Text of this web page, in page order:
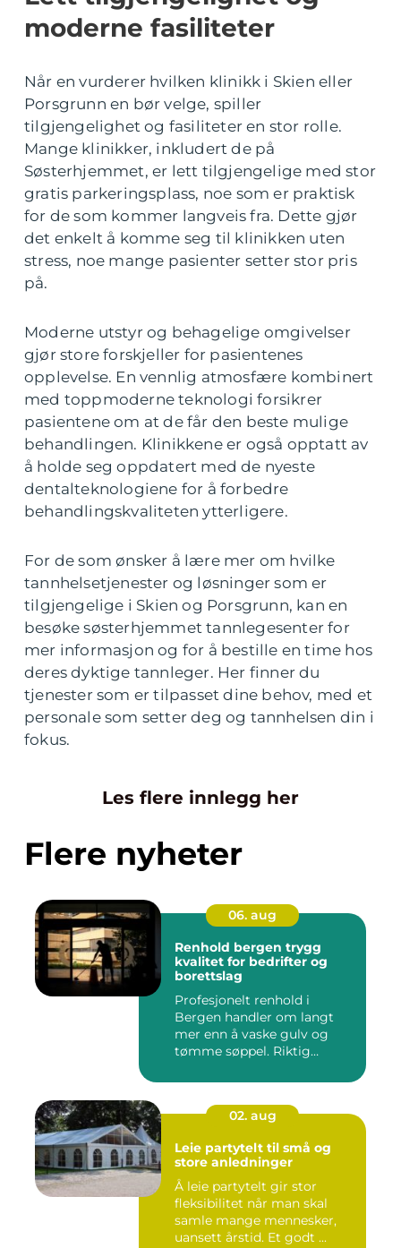
moderne fasiliteter
Når en vurderer hvilken klinikk i Skien eller
Porsgrunn en bør velge, spiller
tilgjengelighet og fasiliteter en stor rolle.
Mange klinikker, inkludert de på
Søsterhjemmet, er lett tilgjengelige med stor
gratis parkeringsplass, noe som er praktisk
for de som kommer langveis fra. Dette gjør
det enkelt å komme seg til klinikken uten
stress, noe mange pasienter setter stor pris
på.
Moderne utstyr og behagelige omgivelser
gjør store forskjeller for pasientenes
opplevelse. En vennlig atmosfære kombinert
med toppmoderne teknologi forsikrer
pasientene om at de får den beste mulige
behandlingen. Klinikkene er også opptatt av
å holde seg oppdatert med de nyeste
dentalteknologiene for å forbedre
behandlingskvaliteten ytterligere.
For de som ønsker å lære mer om hvilke
tannhelsetjenester og løsninger som er
tilgjengelige i Skien og Porsgrunn, kan en
besøke søsterhjemmet tannlegesenter for
mer informasjon og for å bestille en time hos
deres dyktige tannleger. Her finner du
tjenester som er tilpasset dine behov, med et
personale som setter deg og tannhelsen din i
fokus.
Les flere innlegg her
Flere nyheter
06. aug
Renhold bergen trygg
kvalitet for bedrifter og
borettslag
Profesjonelt renhold i
Bergen handler om langt
mer enn å vaske gulv og
tømme søppel. Riktig
02. aug
Leie partytelt til små og
store anledninger
Å leie partytelt gir stor
fleksibilitet når man skal
samle mange mennesker,
uansett årstid. Et godt ...